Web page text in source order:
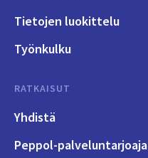
Tietojen luokittelu
Työnkulku
RATKAISUT
Yhdistä
Peppol-palveluntarjoaja